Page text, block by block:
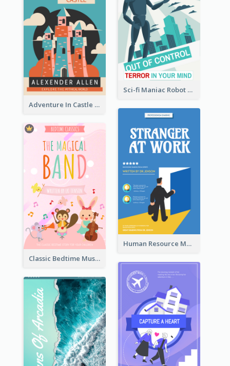
Sci-fi Maniac Robot Book Cover
Adventure In Castle Book Cover
Human Resource Management Book Cover
Classic Bedtime Musical Story Book Cover